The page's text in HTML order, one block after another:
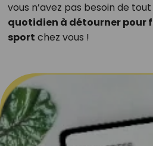
vous n’avez pas besoin de
quotidien à détourner pour
sport chez vous !